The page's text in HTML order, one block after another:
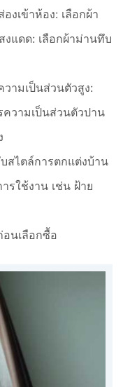
งเข้าห้อง: เลือกผ้า
งแดด: เลือกผ้าม่านทึบ
วามเป็นส่วนตัวสูง:
ความเป็นส่วนตัวปาน
สไตล์การตกแต่งบ้าน
รใช้งาน เช่น ฝ้าย
นเลือกซื้อ